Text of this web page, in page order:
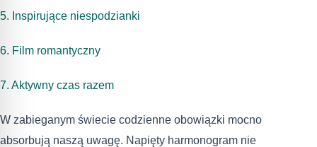
5. Inspirujące niespodzianki
6. Film romantyczny
7. Aktywny czas razem
W zabieganym świecie codzienne obowiązki mocno
absorbują naszą uwagę. Napięty harmonogram nie